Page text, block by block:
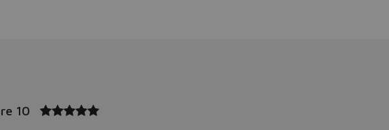
10